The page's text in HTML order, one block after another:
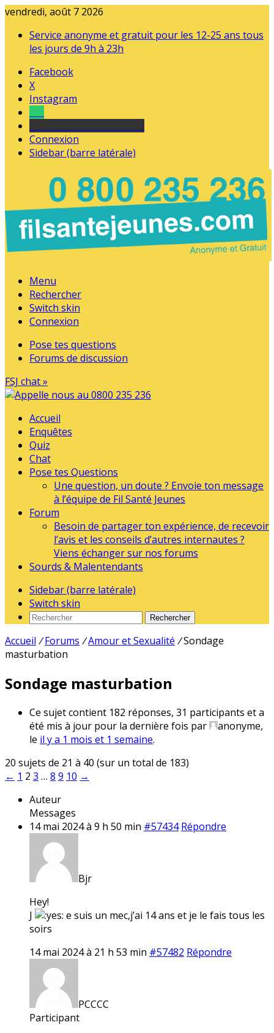
vendredi, août 7 2026
Service anonyme et gratuit pour les 12-25 ans tous
les jours de 9h à 23h
Facebook
X
Instagram
Connexion
Sidebar (barre latérale)
Menu
Rechercher
Switch skin
Connexion
Pose tes questions
Forums de discussion
FSJ chat »
Accueil
Enquêtes
Quiz
Chat
Pose tes Questions
Une question, un doute ? Envoie ton message
à l’équipe de Fil Santé Jeunes
Forum
Besoin de partager ton expérience, de recevoir
l’avis et les conseils d’autres internautes ?
Viens échanger sur nos forums
Sourds & Malentendants
Sidebar (barre latérale)
Switch skin
Rechercher
Accueil / Forums /Amour et Sexualité /Sondage
masturbation
Sondage masturbation
Ce sujet contient 182 réponses, 31 participants et a
été mis à jour pour la dernière fois par
anonyme,
le il y a 1 mois et 1 semaine.
20 sujets de 21 à 40 (sur un total de 183)
← 1 2 3 … 8 9 10 →
Auteur
Messages
14 mai 2024 à 9 h 50 min #57434 Répondre
Bjr
Hey!
J
e suis un mec,j’ai 14 ans et je le fais tous les
soirs
14 mai 2024 à 21 h 53 min #57482 Répondre
PCCCC
Participant